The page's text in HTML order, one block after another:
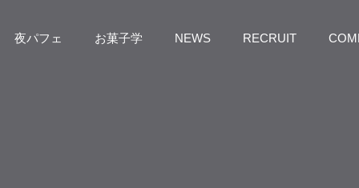
夜パフェ お菓子学 NEWS RECRUIT